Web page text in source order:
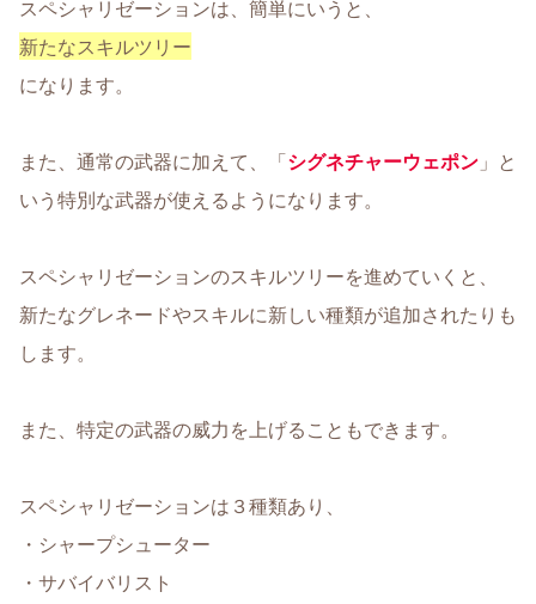
スペシャリゼーションは、簡単にいうと、
新たなスキルツリー
になります。
また、通常の武器に加えて、「シグネチャーウェポン 」と
いう特別な武器が使えるようになります。
スペシャリゼーションのスキルツリーを進めていくと、
新たなグレネードやスキルに新しい種類が追加されたりも
します。
また、特定の武器の威力を上げることもできます。
スペシャリゼーションは３種類あり、
・シャープシューター
・サバイバリスト